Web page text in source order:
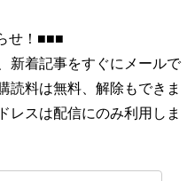
せ！■■■
新着記事をすぐにメールで
読料は無料、解除もできま
レスは配信にのみ利用しま